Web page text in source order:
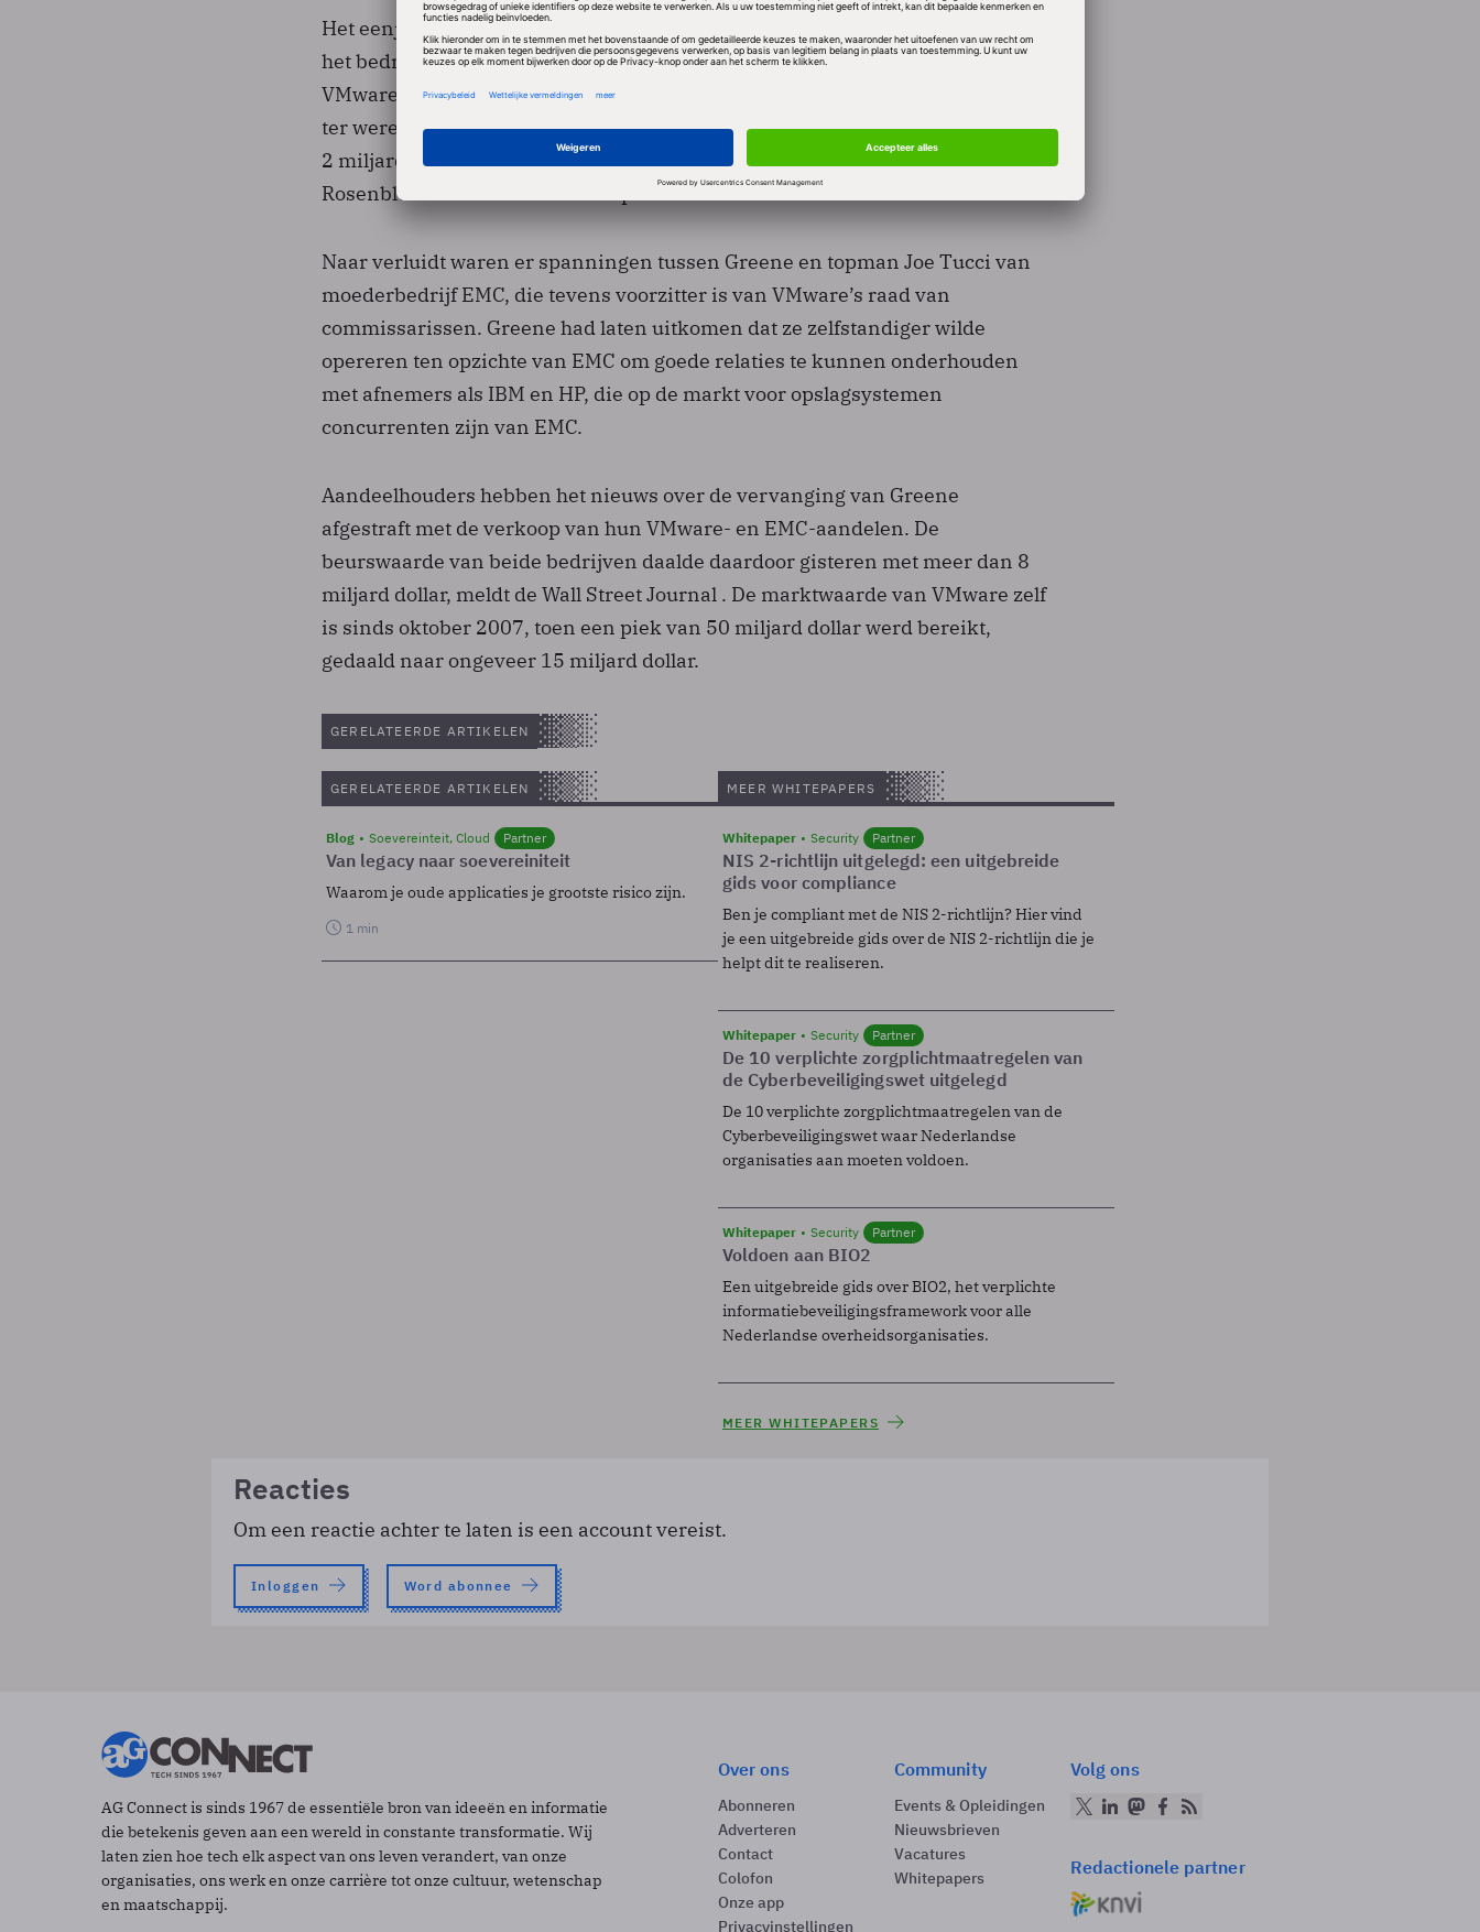
Het eenjarig contract van de 53-jarige Greene liep deze maand af. Zij heeft
het bedrijf geleid sinds de oprichting tien jaar geleden. In die periode is
VMware uitgegroeid tot de de grootste leverancier van virtualisatiesoftware
ter wereld, met vijfduizend medewerkers en een verwachte omzet van bijna
2 miljard dollar in het lopende boekjaar. Greenes echtgenoot Mendel
Rosenblum is eveneens mede-oprichter van VMware.
Naar verluidt waren er spanningen tussen Greene en topman Joe Tucci van
moederbedrijf EMC, die tevens voorzitter is van VMware’s raad van
commissarissen. Greene had laten uitkomen dat ze zelfstandiger wilde
opereren ten opzichte van EMC om goede relaties te kunnen onderhouden
met afnemers als IBM en HP, die op de markt voor opslagsystemen
concurrenten zijn van EMC.
Aandeelhouders hebben het nieuws over de vervanging van Greene
afgestraft met de verkoop van hun VMware- en EMC-aandelen. De
beurswaarde van beide bedrijven daalde daardoor gisteren met meer dan 8
miljard dollar, meldt de Wall Street Journal . De marktwaarde van VMware zelf
is sinds oktober 2007, toen een piek van 50 miljard dollar werd bereikt,
gedaald naar ongeveer 15 miljard dollar.
GERELATEERDE ARTIKELEN
GERELATEERDE ARTIKELEN
Blog Soevereinteit, Cloud Partner
Van legacy naar soevereiniteit
Waarom je oude applicaties je grootste risico zijn.
1 min
MEER WHITEPAPERS
Whitepaper Security Partner
NIS 2-richtlijn uitgelegd: een uitgebreide
gids voor compliance
Ben je compliant met de NIS 2-richtlijn? Hier vind
je een uitgebreide gids over de NIS 2-richtlijn die je
helpt dit te realiseren.
Whitepaper Security Partner
De 10 verplichte zorgplichtmaatregelen van
de Cyberbeveiligingswet uitgelegd
De 10 verplichte zorgplichtmaatregelen van de
Cyberbeveiligingswet waar Nederlandse
organisaties aan moeten voldoen.
Whitepaper Security Partner
Voldoen aan BIO2
Een uitgebreide gids over BIO2, het verplichte
informatiebeveiligingsframework voor alle
Nederlandse overheidsorganisaties.
MEER WHITEPAPERS
Reacties
Om een reactie achter te laten is een account vereist.
Inloggen Word abonnee
AG Connect is sinds 1967 de essentiële bron van ideeën en informatie
die betekenis geven aan een wereld in constante transformatie. Wij
laten zien hoe tech elk aspect van ons leven verandert, van onze
organisaties, ons werk en onze carrière tot onze cultuur, wetenschap
en maatschappij.
Over ons
Abonneren
Adverteren
Contact
Colofon
Onze app
Privacyinstellingen
Community
Events & Opleidingen
Nieuwsbrieven
Vacatures
Whitepapers
Volg ons
Redactionele partner